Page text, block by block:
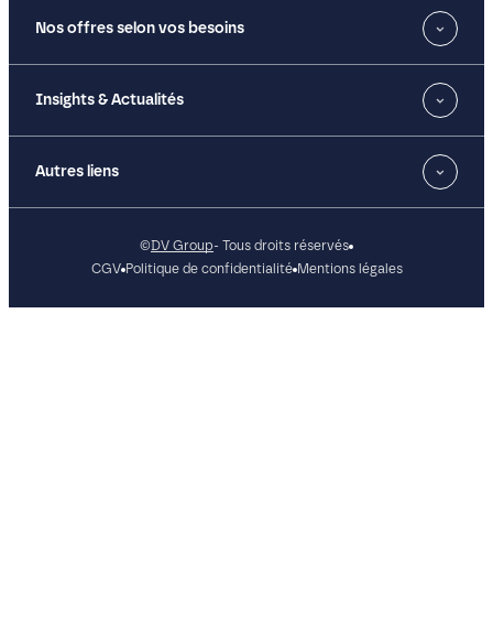
Nos offres selon vos besoins
Insights & Actualités
Autres liens
© DV Group- Tous droits réservés
CGV Politique de confidentialité Mentions légales